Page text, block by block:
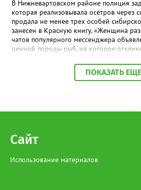
терроризма.
В Нижневартовском районе полиция
которая реализовывала осетров через
продала не менее трех особей
занесен в Красную книгу. «Женщина
чатов популярного мессенджера
ценной породы рыб, на которое
краснокнижная рыба, приготовленная к
реализации», - сообщили в МВД по
подпиской о невыезде. Напомним, за
виде лишения свободы на срок до 4
ПОКАЗАТЬ ЕЩЕ
Сайт
Использование материалов